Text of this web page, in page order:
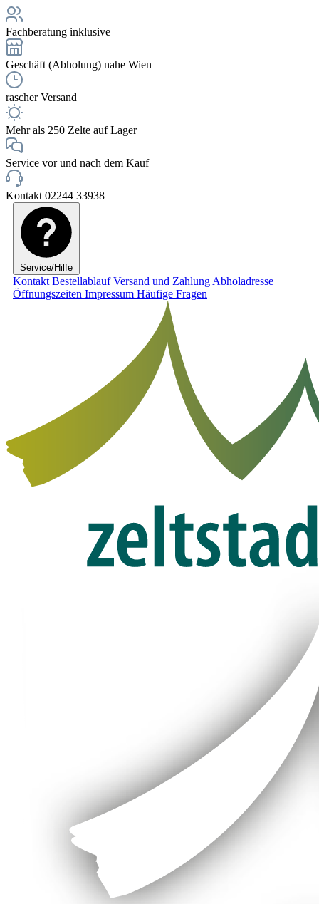
Fachberatung inklusive
Geschäft (Abholung) nahe Wien
rascher Versand
Mehr als 250 Zelte auf Lager
Service vor und nach dem Kauf
Kontakt 02244 33938
Service/Hilfe
Kontakt BestellablaufVersand und Zahlung Abholadresse
Öffnungszeiten Impressum Häufige Fragen